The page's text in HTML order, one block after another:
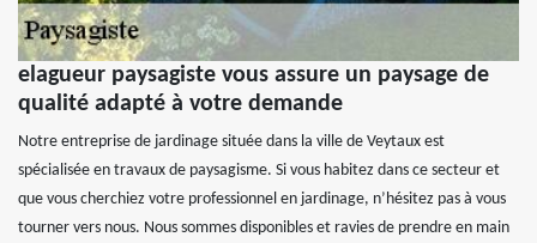
elagueur paysagiste vous assure un paysage de
qualité adapté à votre demande
Notre entreprise de jardinage située dans la ville de Veytaux est
spécialisée en travaux de paysagisme. Si vous habitez dans ce secteur et
que vous cherchiez votre professionnel en jardinage, n’hésitez pas à vous
tourner vers nous. Nous sommes disponibles et ravies de prendre en main